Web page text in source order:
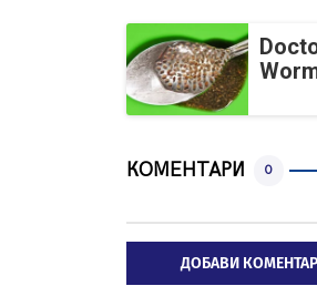
КОМЕНТАРИ 0
ДОБАВИ КОМЕНТАР